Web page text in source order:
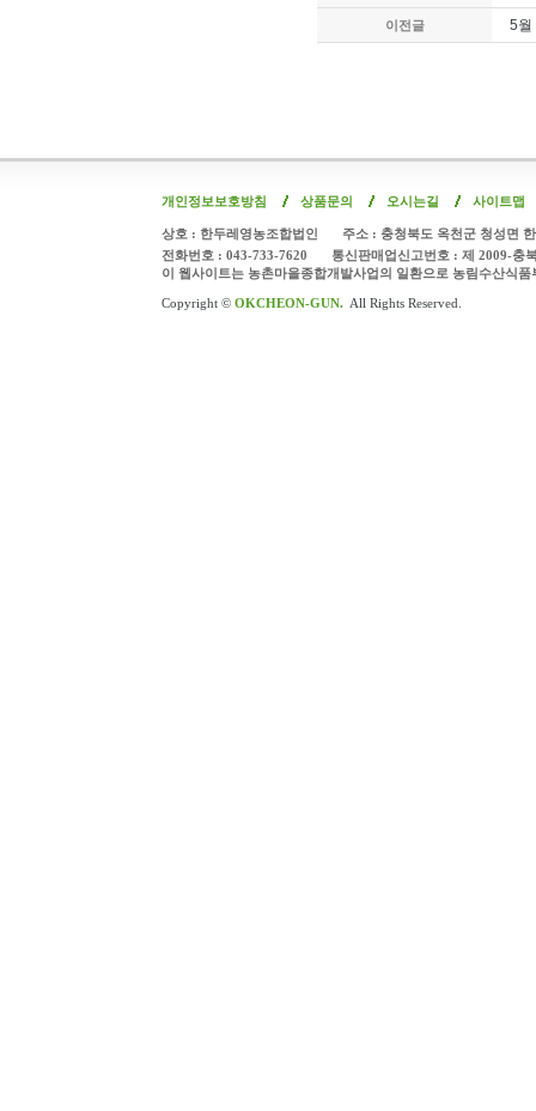
이전글 5월
개인정보보호방침 상품문의 오시는길 사이트맵
상호 : 한두레영농조합법인
주소 : 충청북도 옥천군 청성면
전화번호 : 043-733-7620
통신판매업신고번호 : 제 2009-충
이 웹사이트는 농촌마을종합개발사업의 일환으로 농림수산식
Copyright © OKCHEON-GUN. All Rights Reserved.